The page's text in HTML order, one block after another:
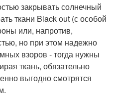
закрывать солнечный
ткани Black out (с особой
или, напротив,
но при этом надежно
взоров - тогда нужны
ткань, обязательно
выгодно смотрятся